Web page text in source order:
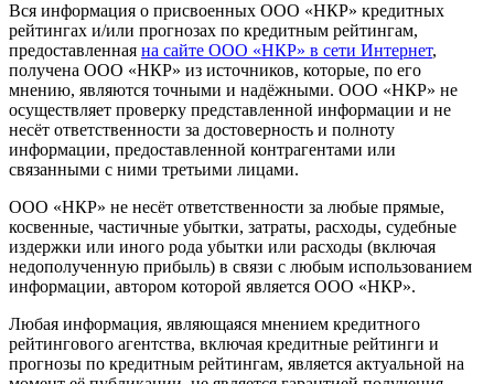
Вся информация о присвоенных ООО «НКР» кредитных
рейтингах и/или прогнозах по кредитным рейтингам,
предоставленная на сайте ООО «НКР» в сети Интернет,
получена ООО «НКР» из источников, которые, по его
мнению, являются точными и надёжными. ООО «НКР» не
осуществляет проверку представленной информации и не
несёт ответственности за достоверность и полноту
информации, предоставленной контрагентами или
связанными с ними третьими лицами.
ООО «НКР» не несёт ответственности за любые прямые,
косвенные, частичные убытки, затраты, расходы, судебные
издержки или иного рода убытки или расходы (включая
недополученную прибыль) в связи с любым использованием
информации, автором которой является ООО «НКР».
Любая информация, являющаяся мнением кредитного
рейтингового агентства, включая кредитные рейтинги и
прогнозы по кредитным рейтингам, является актуальной на